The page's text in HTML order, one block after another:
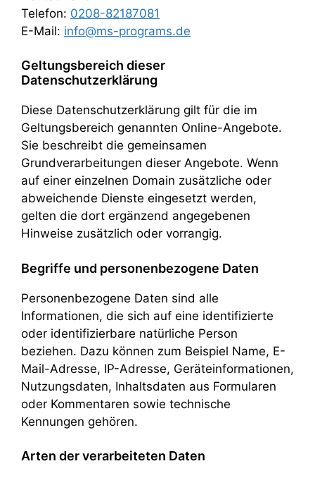
Telefon: 0208-82187081
E-Mail: info@ms-programs.de
Geltungsbereich dieser
Datenschutzerklärung
Diese Datenschutzerklärung gilt für die im
Geltungsbereich genannten Online-Angebote.
Sie beschreibt die gemeinsamen
Grundverarbeitungen dieser Angebote. Wenn
auf einer einzelnen Domain zusätzliche oder
abweichende Dienste eingesetzt werden,
gelten die dort ergänzend angegebenen
Hinweise zusätzlich oder vorrangig.
Begriffe und personenbezogene Daten
Personenbezogene Daten sind alle
Informationen, die sich auf eine identifizierte
oder identifizierbare natürliche Person
beziehen. Dazu können zum Beispiel Name, E-
Mail-Adresse, IP-Adresse, Geräteinformationen,
Nutzungsdaten, Inhaltsdaten aus Formularen
oder Kommentaren sowie technische
Kennungen gehören.
Arten der verarbeiteten Daten